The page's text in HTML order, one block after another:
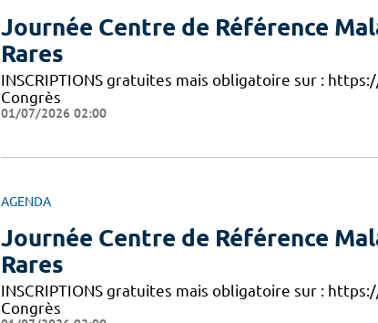
Journée Centre de Référence
Rares
INSCRIPTIONS gratuites mais obligatoire sur :
Congrès
01/07/2026 02:00
AGENDA
Journée Centre de Référence
Rares
INSCRIPTIONS gratuites mais obligatoire sur :
Congrès